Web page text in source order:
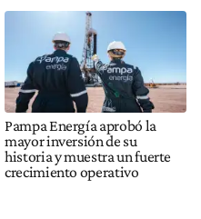
Pampa Energía aprobó la
mayor inversión de su
historia y muestra un fuerte
crecimiento operativo